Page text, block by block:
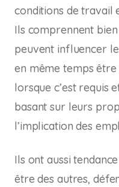
conditions de travail
Ils comprennent
peuvent influencer
en même temps
lorsque c’est requis
basant sur leurs
l’implication des
Ils ont aussi
être des autres,